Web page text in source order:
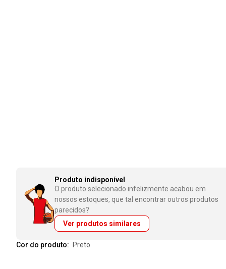
Produto indisponível
O produto selecionado infelizmente acabou em
nossos estoques, que tal encontrar outros produtos
parecidos?
Ver produtos similares
Cor do produto: preto